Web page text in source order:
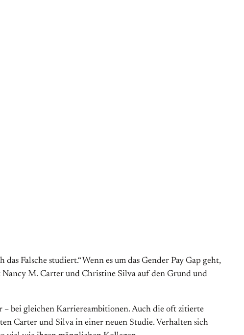
Falsche studiert.“ Wenn es um das Gender Pay Gap geht,
M. Carter und Christine Silva auf den Grund und
– bei gleichen Karriereambitionen. Auch die oft zitierte
Carter und Silva in einer neuen Studie. Verhalten sich